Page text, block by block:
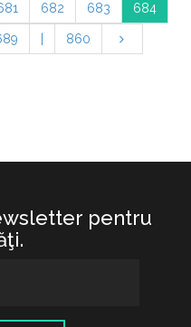
682 683 684
860
pentru